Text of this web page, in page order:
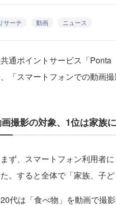
サーチ 動画 ニュース
通ポイントサービス「Ponta
「スマートフォンでの動画
撮影の対象、1位は家族
ず、スマートフォン利用者
。すると全体で「家族、子
代は「食べ物」を動画で撮